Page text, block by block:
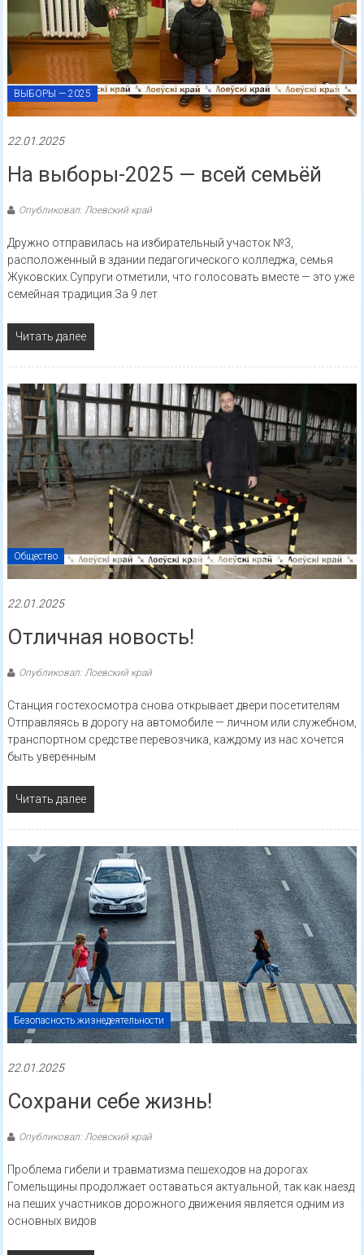
ВЫБОРЫ — 2025
22.01.2025
На выборы-2025 — всей семьёй
Опубликовал: Лоевский край
Дружно отправилась на избирательный участок №3,
расположенный в здании педагогического колледжа, семья
Жуковских.Супруги отметили, что голосовать вместе — это уже
семейная традиция.За 9 лет
Читать далее
Общество
22.01.2025
Отличная новость!
Опубликовал: Лоевский край
Станция гостехосмотра снова открывает двери посетителям
Отправляясь в дорогу на автомобиле — личном или служебном,
транспортном средстве перевозчика, каждому из нас хочется
быть уверенным
Читать далее
Безопасность жизнедеятельности
22.01.2025
Сохрани себе жизнь!
Опубликовал: Лоевский край
Проблема гибели и травматизма пешеходов на дорогах
Гомельщины продолжает оставаться актуальной, так как наезд
на пеших участников дорожного движения является одним из
основных видов